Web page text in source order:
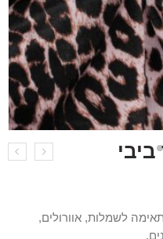
לשמלות, אוורולים,